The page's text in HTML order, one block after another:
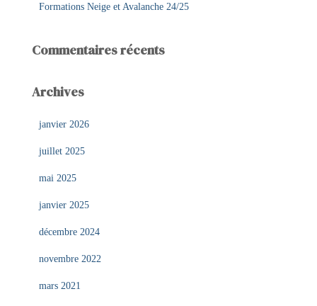
Formations Neige et Avalanche 24/25
Commentaires récents
Archives
janvier 2026
juillet 2025
mai 2025
janvier 2025
décembre 2024
novembre 2022
mars 2021